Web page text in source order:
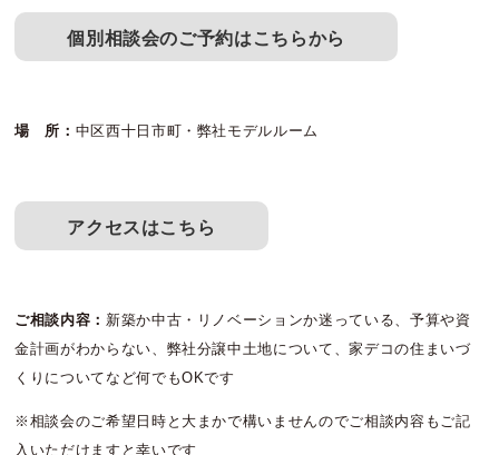
個別相談会のご予約はこちらから
場 所： 中区西十日市町・弊社モデルルーム
アクセスはこちら
ご相談内容： 新築か中古・リノベーションか迷っている、予算や資
金計画がわからない、弊社分譲中土地について、家デコの住まいづ
くりについてなど何でもOKです
※相談会のご希望日時と大まかで構いませんのでご相談内容もご記
入いただけますと幸いです